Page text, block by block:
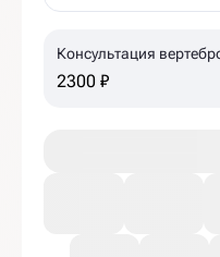
Консультация
2300 ₽